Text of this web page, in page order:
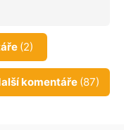
(2)
komentáře (87)